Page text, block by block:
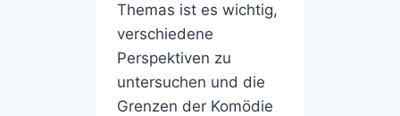
Themas ist es wichtig,
verschiedene
Perspektiven zu
untersuchen und die
Grenzen der Komödie